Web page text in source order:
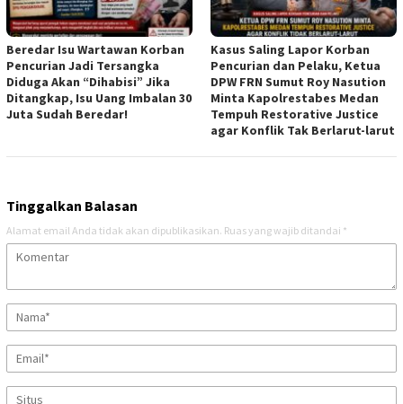
Beredar Isu Wartawan Korban
Pencurian Jadi Tersangka
Diduga Akan “Dihabisi” Jika
Ditangkap, Isu Uang Imbalan 30
Juta Sudah Beredar!
Kasus Saling Lapor Korban
Pencurian dan Pelaku, Ketua
DPW FRN Sumut Roy Nasution
Minta Kapolrestabes Medan
Tempuh Restorative Justice
agar Konflik Tak Berlarut-larut
Tinggalkan Balasan
Alamat email Anda tidak akan dipublikasikan. Ruas yang wajib ditandai *